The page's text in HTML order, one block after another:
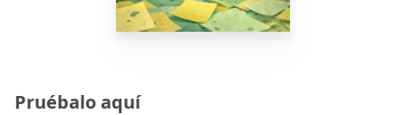
Pruébalo aquí